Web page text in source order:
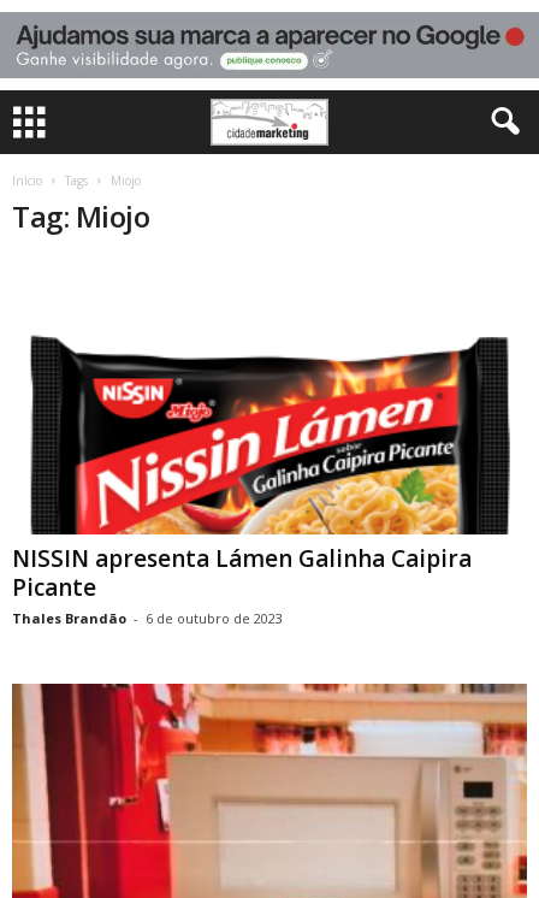
Início Tags Miojo
Tag: Miojo
NISSIN apresenta Lámen Galinha Caipira
Picante
Thales Brandão - 6 de outubro de 2023